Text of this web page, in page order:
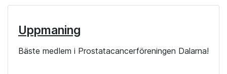
Uppmaning
Bäste medlem i Prostatacancerföreningen Dalarna!